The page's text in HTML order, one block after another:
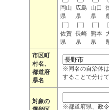
岡山
県
広島
県
山口
県
佐賀
県
長崎
県
熊本
県
市区町
村名、
都道府
県名
※同名の自治体
することで分け
対象の
※都道府県、政